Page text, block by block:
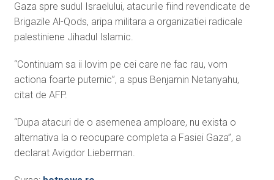
Gaza spre sudul Israelului, atacurile fiind revendicate de
Brigazile Al-Qods, aripa militara a organizatiei radicale
palestiniene Jihadul Islamic.
“Continuam sa ii lovim pe cei care ne fac rau, vom
actiona foarte puternic”, a spus Benjamin Netanyahu,
citat de AFP.
“Dupa atacuri de o asemenea amploare, nu exista o
alternativa la o reocupare completa a Fasiei Gaza”, a
declarat Avigdor Lieberman.